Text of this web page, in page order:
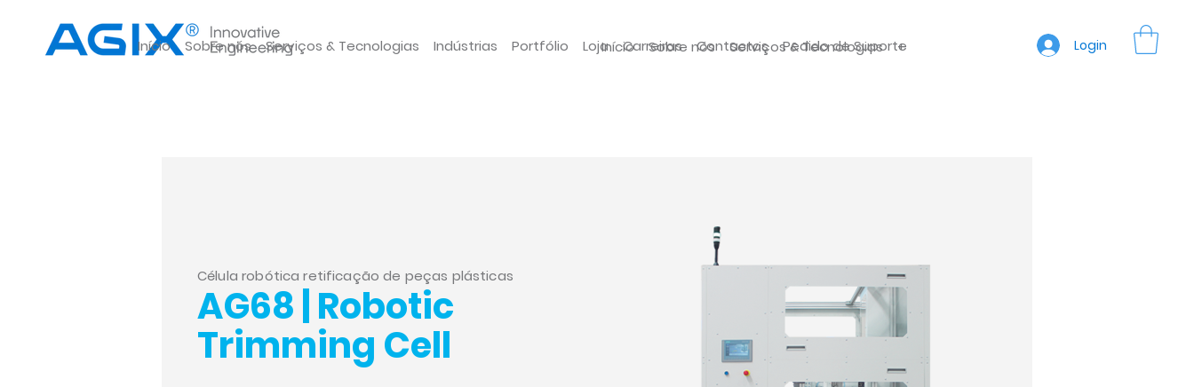
Início Sobre nós Serviços & Tecnologias Indústrias Portfólio Loja Carreiras Contactos Pedido de Suporte
Início Sobre nós Serviços & Tecnologias + Login
Célula robótica retificação de peças plásticas
AG68 | Robotic
Trimming Cell